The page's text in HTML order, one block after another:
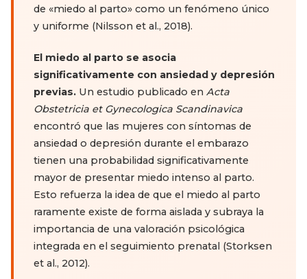
de «miedo al parto» como un fenómeno único
y uniforme (Nilsson et al., 2018).
El miedo al parto se asocia
significativamente con ansiedad y depresión
previas.Un estudio publicado en Acta
Obstetricia et Gynecologica Scandinavica
encontró que las mujeres con síntomas de
ansiedad o depresión durante el embarazo
tienen una probabilidad significativamente
mayor de presentar miedo intenso al parto.
Esto refuerza la idea de que el miedo al parto
raramente existe de forma aislada y subraya la
importancia de una valoración psicológica
integrada en el seguimiento prenatal (Storksen
et al., 2012).